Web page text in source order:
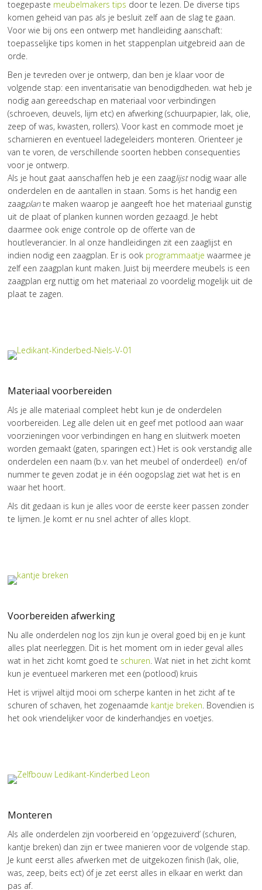
toegepaste meubelmakers tips door te lezen. De diverse tips
komen geheid van pas als je besluit zelf aan de slag te gaan.
Voor wie bij ons een ontwerp met handleiding aanschaft:
toepasselijke tips komen in het stappenplan uitgebreid aan de
orde.
Ben je tevreden over je ontwerp, dan ben je klaar voor de
volgende stap: een inventarisatie van benodigdheden. wat heb je
nodig aan gereedschap en materiaal voor verbindingen
(schroeven, deuvels, lijm etc) en afwerking (schuurpapier, lak, olie,
zeep of was, kwasten, rollers). Voor kast en commode moet je
scharnieren en eventueel ladegeleiders monteren. Orienteer je
van te voren, de verschillende soorten hebben consequenties
voor je ontwerp.
Als je hout gaat aanschaffen heb je een zaaglijstnodig waar alle
onderdelen en de aantallen in staan. Soms is het handig een
zaagplante maken waarop je aangeeft hoe het materiaal gunstig
uit de plaat of planken kunnen worden gezaagd. Je hebt
daarmee ook enige controle op de offerte van de
houtleverancier. In al onze handleidingen zit een zaaglijst en
indien nodig een zaagplan. Er is ook programmaatje waarmee je
zelf een zaagplan kunt maken. Juist bij meerdere meubels is een
zaagplan erg nuttig om het materiaal zo voordelig mogelijk uit de
plaat te zagen.
Materiaal voorbereiden
Als je alle materiaal compleet hebt kun je de onderdelen
voorbereiden. Leg alle delen uit en geef met potlood aan waar
voorzieningen voor verbindingen en hang en sluitwerk moeten
worden gemaakt (gaten, sparingen ect.) Het is ook verstandig alle
onderdelen een naam (b.v. van het meubel of onderdeel) en/of
nummer te geven zodat je in één oogopslag ziet wat het is en
waar het hoort.
Als dit gedaan is kun je alles voor de eerste keer passen zonder
te lijmen. Je komt er nu snel achter of alles klopt.
Voorbereiden afwerking
Nu alle onderdelen nog los zijn kun je overal goed bij en je kunt
alles plat neerleggen. Dit is het moment om in ieder geval alles
wat in het zicht komt goed te schuren. Wat niet in het zicht komt
kun je eventueel markeren met een (potlood) kruis
Het is vrijwel altijd mooi om scherpe kanten in het zicht af te
schuren of schaven, het zogenaamde kantje breken. Bovendien is
het ook vriendelijker voor de kinderhandjes en voetjes.
Monteren
Als alle onderdelen zijn voorbereid en ‘opgezuiverd’ (schuren,
kantje breken) dan zijn er twee manieren voor de volgende stap.
Je kunt eerst alles afwerken met de uitgekozen finish (lak, olie,
was, zeep, beits ect) óf je zet eerst alles in elkaar en werkt dan
pas af.